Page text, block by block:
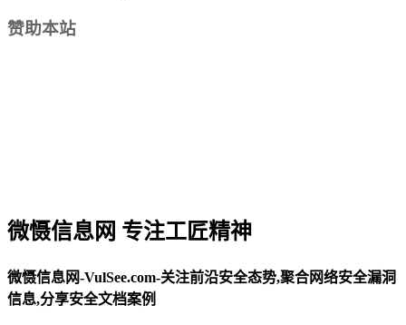
赞助本站
微慑信息网 专注工匠精神
微慑信息网-VulSee.com-关注前沿安全态势,聚合网络安全漏洞
信息,分享安全文档案例